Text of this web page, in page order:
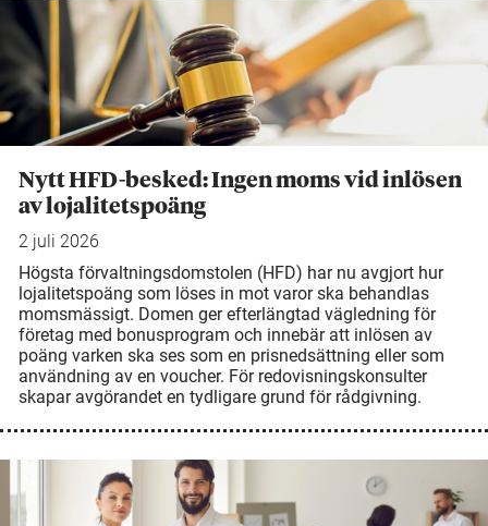
Nytt HFD-besked: Ingen moms vid inlösen
av lojalitetspoäng
2 juli 2026
Högsta förvaltningsdomstolen (HFD) har nu avgjort hur
lojalitetspoäng som löses in mot varor ska behandlas
momsmässigt. Domen ger efterlängtad vägledning för
företag med bonusprogram och innebär att inlösen av
poäng varken ska ses som en prisnedsättning eller som
användning av en voucher. För redovisningskonsulter
skapar avgörandet en tydligare grund för rådgivning.